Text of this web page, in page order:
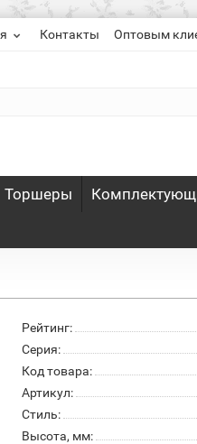
Контакты Оптовым
Торшеры
Рейтинг:
Серия:
Код товара:
Артикул:
Стиль:
Высота, мм: